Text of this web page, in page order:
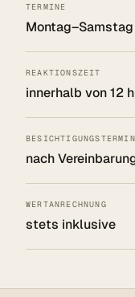
TERMINE
Montag–Samstag
REAKTIONSZEIT
innerhalb von 12 h
BESICHTIGUNGSTERMIN
nach
WERTANRECHNUNG
stets inklusive